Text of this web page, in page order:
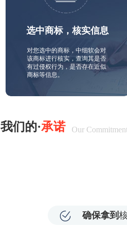
选中商标，核实信息
对您选中的商标，中细软会对
该商标进行核实，查询其是否
有过侵权行为，是否存在近似
商标等信息。
我们的·承诺 Our
确保拿到